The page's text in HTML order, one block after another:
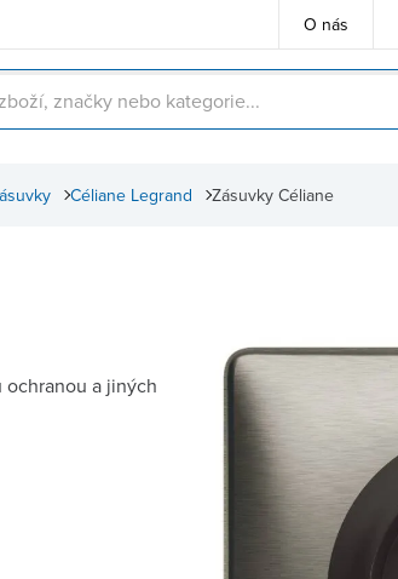
O nás
Zásuvky Céliane
Céliane Legrand
ochranou a jiných